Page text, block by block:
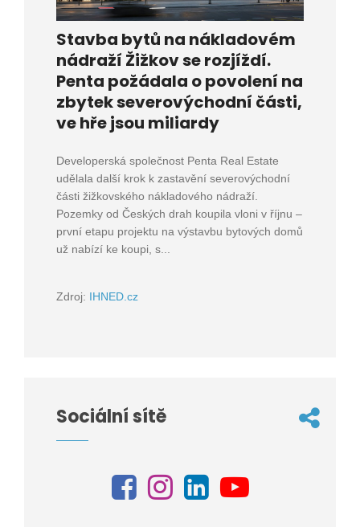
Stavba bytů na nákladovém
nádraží Žižkov se rozjíždí.
Penta požádala o povolení na
zbytek severovýchodní části,
ve hře jsou miliardy
Developerská společnost Penta Real Estate
udělala další krok k zastavění severovýchodní
části žižkovského nákladového nádraží.
Pozemky od Českých drah koupila vloni v říjnu –
první etapu projektu na výstavbu bytových domů
už nabízí ke koupi, s...
Zdroj: IHNED.cz
Sociální sítě